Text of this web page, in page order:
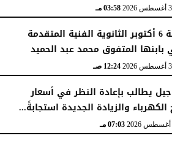
03:58 مـ
مدرسة 6 أكتوبر الثانوية الفنية المتقدمة
بابنها المتفوق محمد عبد الحميد
12:24 صـ
جيل يطالب بإعادة النظر في أسعار
والزيادة الجديدة استجابةً...
07:03 مـ